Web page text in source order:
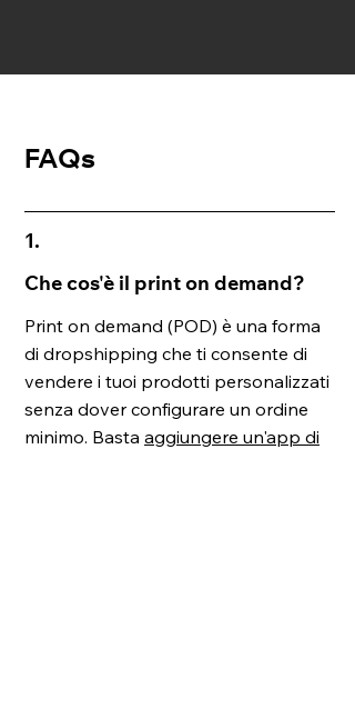
FAQs
1.
Che cos'è il print on demand?
Print on demand (POD) è una forma
di dropshipping che ti consente di
vendere i tuoi prodotti personalizzati
senza dover configurare un ordine
minimo. Basta aggiungere un'app di